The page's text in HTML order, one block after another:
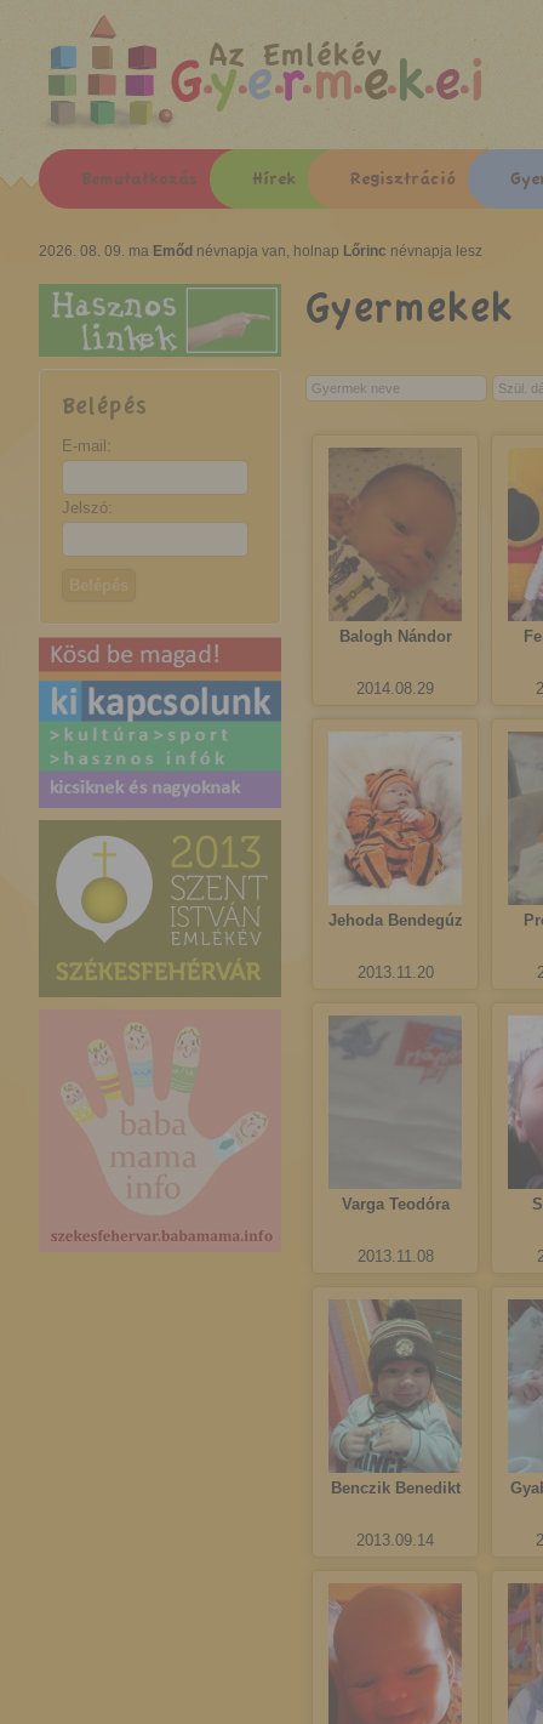
Az Emlékév
Bemutatkozás Hírek Regisztráció
2026. 08. 09. ma Emőd névnapja van, holnap Lőrinc névnapja lesz
Belépés
E-mail:
Jelszó:
Gyermekek
Balogh Nándor
2014.08.29
Jehoda Bendegúz
2013.11.20
Varga Teodóra
2013.11.08
Benczik Benedikt
2013.09.14